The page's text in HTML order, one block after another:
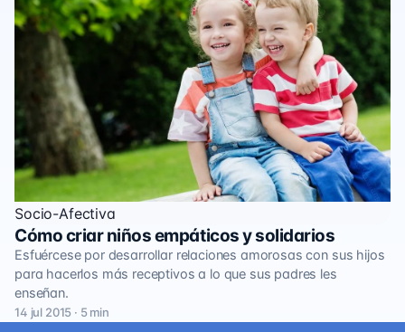
Socio-Afectiva
Cómo criar niños empáticos y solidarios
Esfuércese por desarrollar relaciones amorosas con sus hijos
para hacerlos más receptivos a lo que sus padres les
enseñan.
14 jul 2015 · 5 min